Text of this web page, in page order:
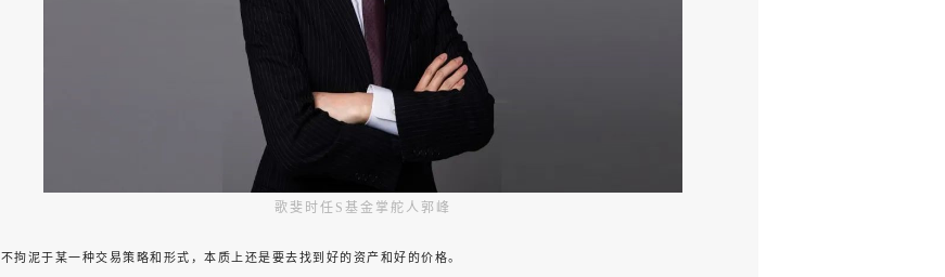
歌斐时任S基金掌舵人郭峰
不拘泥于某一种交易策略和形式，本质上还是要去找到好的资产和好的价格。